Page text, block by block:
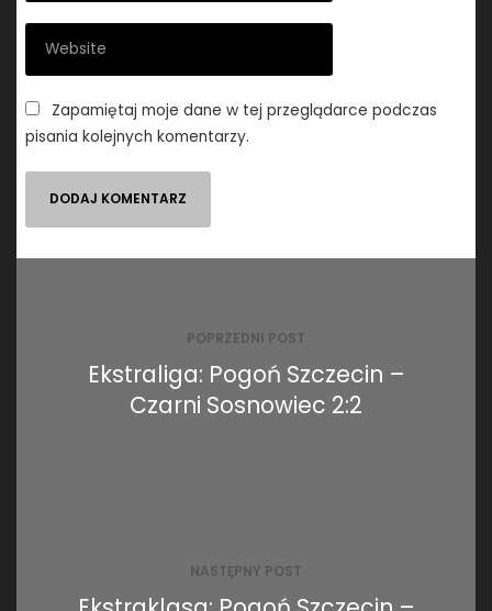
Zapamiętaj moje dane w tej przeglądarce podczas
pisania kolejnych komentarzy.
POPRZEDNI POST
Ekstraliga: Pogoń Szczecin –
Czarni Sosnowiec 2:2
NASTĘPNY POST